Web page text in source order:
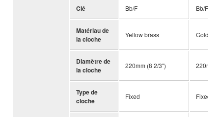
Clé Bb/F Bb/F
Matériau de
la cloche
Yellow brass Gold
Diamètre de
la cloche
220mm (8 2/3") 220mm
Type de
cloche
Fixed Fixed